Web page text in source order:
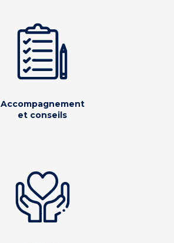
Accompagnement
et conseils